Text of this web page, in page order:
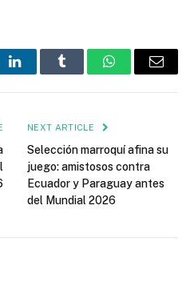
LinkedInTumblr WhatsAppEmail
NEXT ARTICLE
Selección marroquí afina su
juego: amistosos contra
Ecuador y Paraguay antes
del Mundial 2026